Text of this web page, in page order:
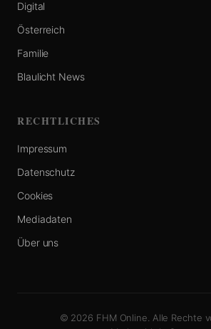
Digital
Österreich
Familie
Blaulicht News
RECHTLICHES
Impressum
Datenschutz
Cookies
Mediadaten
Über uns
© 2026 FHM Online. Alle Rechte